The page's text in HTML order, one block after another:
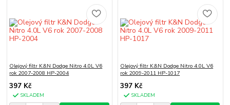
Olejový filtr K&N Dodge Nitro 4.0L V6
rok 2007-2008 HP-2004
397 Kč
SKLADEM
Olejový filtr K&N Dodge Nitro 4.0L V6
rok 2009-2011 HP-1017
397 Kč
SKLADEM